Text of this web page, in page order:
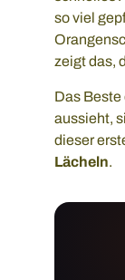
so viel
zeigt das,
Das Beste
aussieht,
dieser
Lächeln.